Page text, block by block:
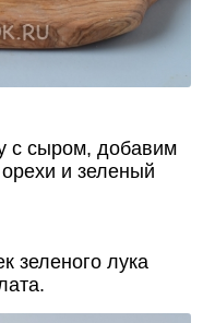
с сыром, добавим
и зеленый
зеленого лука